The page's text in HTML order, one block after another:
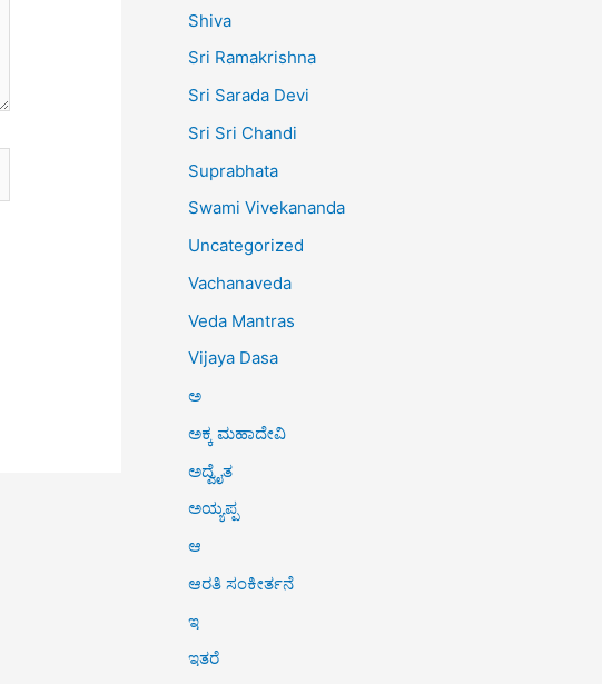
Shiva
Sri Ramakrishna
Sri Sarada Devi
Sri Sri Chandi
Suprabhata
Swami Vivekananda
Uncategorized
Vachanaveda
Veda Mantras
Vijaya Dasa
ಅ
ಅಕ್ಕ ಮಹಾದೇವಿ
ಅದ್ವೈತ
ಅಯ್ಯಪ್ಪ
ಆ
ಆರತಿ ಸಂಕೀರ್ತನೆ
ಇ
ಇತರೆ